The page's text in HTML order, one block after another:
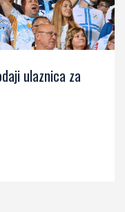
ulaznica za